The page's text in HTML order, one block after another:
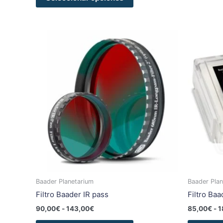
Baader Planetarium
Filtro Baader IR pass
90,00€ -143,00€
de
precios:
desde
90,00€
hasta
143,00€
producto
tiene
múltiples
variantes.
Las
opciones
se
pueden
elegir
en
Baader
Filtro
85,00€ -